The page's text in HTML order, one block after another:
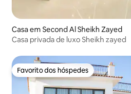
Casa em Second Al Sheikh Zayed
Casa privada de luxo Sheikh zayed
Favorito dos hóspedes
Favorito dos hóspedes